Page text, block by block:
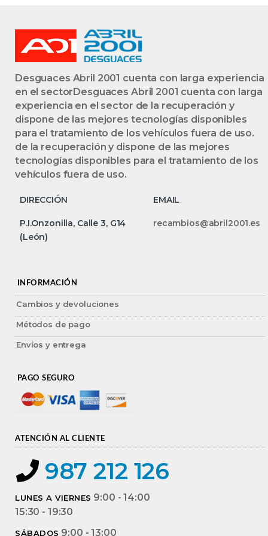
Desguaces Abril 2001 cuenta con larga experiencia
en el sectorDesguaces Abril 2001 cuenta con larga
experiencia en el sector de la recuperación y
dispone de las mejores tecnologías disponibles
para el tratamiento de los vehículos fuera de uso.
de la recuperación y dispone de las mejores
tecnologías disponibles para el tratamiento de los
vehículos fuera de uso.
DIRECCIÓN EMAIL
P.I.Onzonilla, Calle 3, G14
(León)
recambios@abril2001.es
INFORMACIÓN
Cambios y devoluciones
Métodos de pago
Envíos y entrega
PAGO SEGURO
ATENCIÓN AL CLIENTE
987 212 126
LUNES A VIERNES 9:00 - 14:00
15:30 - 19:30
SÁBADOS 9:00 - 13:00